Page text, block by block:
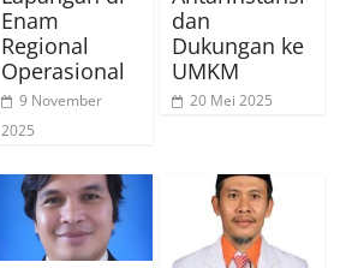
Enam
Regional
Operasional
9 November
2025
dan
Dukungan ke
UMKM
20 Mei 2025